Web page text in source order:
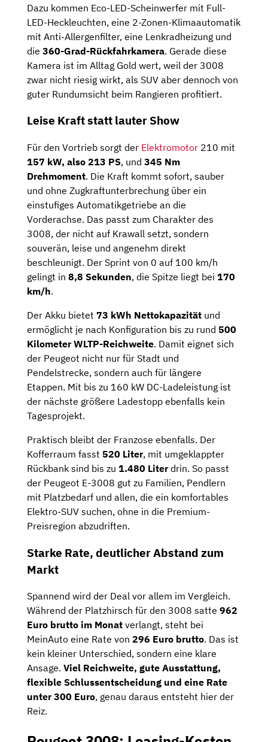
Dazu kommen Eco-LED-Scheinwerfer mit Full-
LED-Heckleuchten, eine 2-Zonen-Klimaautomatik
mit Anti-Allergenfilter, eine Lenkradheizung und
die 360-Grad-Rückfahrkamera. Gerade diese
Kamera ist im Alltag Gold wert, weil der 3008
zwar nicht riesig wirkt, als SUV aber dennoch von
guter Rundumsicht beim Rangieren profitiert.
Leise Kraft statt lauter Show
Für den Vortrieb sorgt der Elektromotor 210 mit
157 kW, also 213 PS, und 345 Nm
Drehmoment. Die Kraft kommt sofort, sauber
und ohne Zugkraftunterbrechung über ein
einstufiges Automatikgetriebe an die
Vorderachse. Das passt zum Charakter des
3008, der nicht auf Krawall setzt, sondern
souverän, leise und angenehm direkt
beschleunigt. Der Sprint von 0 auf 100 km/h
gelingt in 8,8 Sekunden, die Spitze liegt bei 170
km/h.
Der Akku bietet 73 kWh Nettokapazität und
ermöglicht je nach Konfiguration bis zu rund 500
Kilometer WLTP-Reichweite. Damit eignet sich
der Peugeot nicht nur für Stadt und
Pendelstrecke, sondern auch für längere
Etappen. Mit bis zu 160 kW DC-Ladeleistung ist
der nächste größere Ladestopp ebenfalls kein
Tagesprojekt.
Praktisch bleibt der Franzose ebenfalls. Der
Kofferraum fasst 520 Liter, mit umgeklappter
Rückbank sind bis zu 1.480 Literdrin. So passt
der Peugeot E-3008 gut zu Familien, Pendlern
mit Platzbedarf und allen, die ein komfortables
Elektro-SUV suchen, ohne in die Premium-
Preisregion abzudriften.
Starke Rate, deutlicher Abstand zum
Markt
Spannend wird der Deal vor allem im Vergleich.
Während der Platzhirsch für den 3008 satte 962
Euro brutto im Monat verlangt, steht bei
MeinAuto eine Rate von 296 Euro brutto. Das ist
kein kleiner Unterschied, sondern eine klare
Ansage. Viel Reichweite, gute Ausstattung,
flexible Schlussentscheidung und eine Rate
unter 300 Euro, genau daraus entsteht hier der
Reiz.